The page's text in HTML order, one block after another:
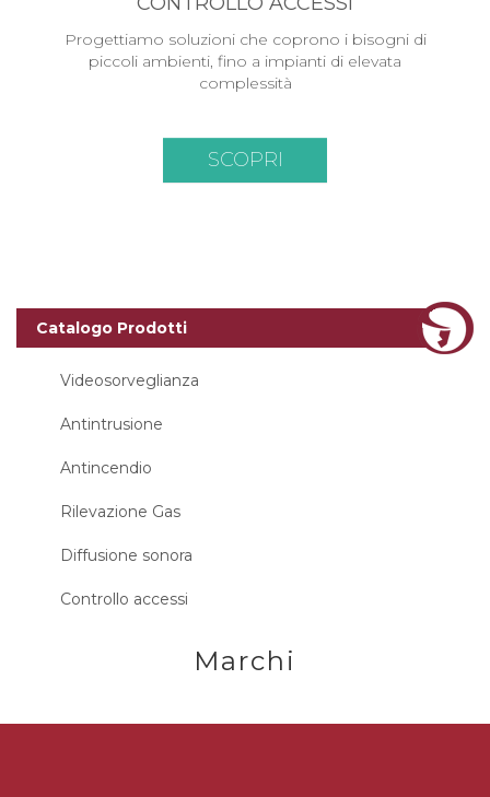
Catalogo Prodotti
Videosorveglianza
Antintrusione
Antincendio
Rilevazione Gas
Diffusione sonora
Controllo accessi
Progettiamo soluzioni che coprono i bisogni di
piccoli ambienti, fino a impianti di elevata
complessità
SCOPRI
Marchi